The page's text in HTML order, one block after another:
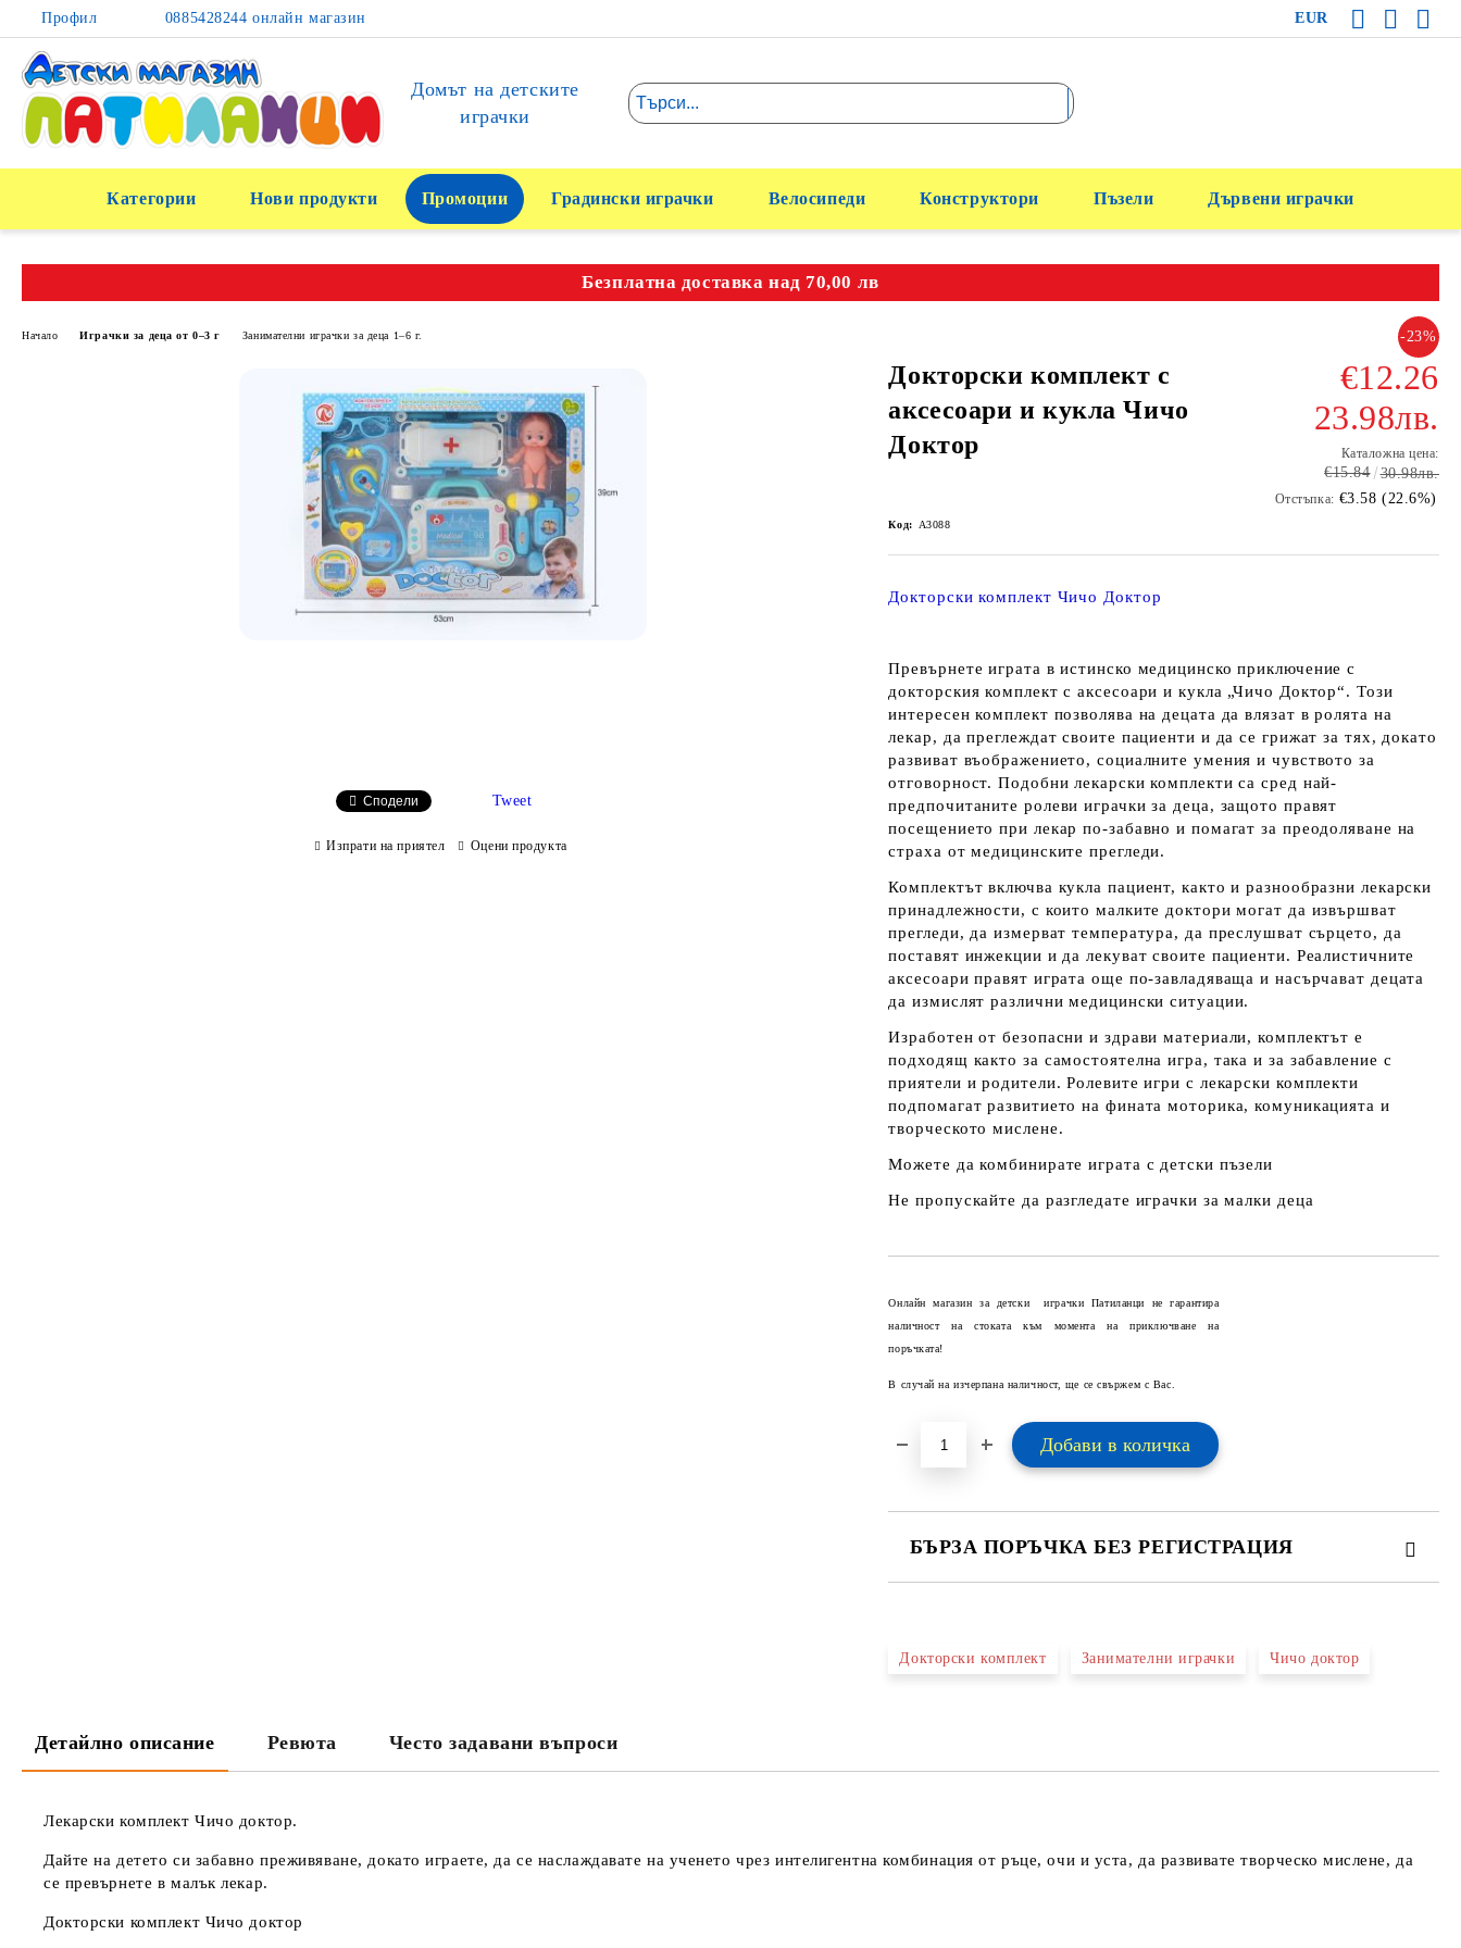
Профил 0885428244 онлайн магазин EUR
Домът на детските
играчки
Категории Нови продукти Промоции Градински играчки Велосипеди Конструктори Пъзели Дървени играчки
Безплатна доставка над 70,00 лв
Начало Играчки за деца от 0–3 г Занимателни играчки за деца 1–6 г.
Докторски комплект с
аксесоари и кукла Чичо
Доктор
-23%
€12.26
23.98лв.
Каталожна цена:
€15.84 30.98лв.
Отстъпка: €3.58 (22.6%)
Код: A3088
Докторски комплект Чичо Доктор
Превърнете играта в истинско медицинско приключение с
докторския комплект с аксесоари и кукла „Чичо Доктор“. Този
интересен комплект позволява на децата да влязат в ролята на
лекар, да преглеждат своите пациенти и да се грижат за тях, докато
развиват въображението, социалните умения и чувството за
отговорност. Подобни лекарски комплекти са сред най-
предпочитаните ролеви играчки за деца, защото правят
посещението при лекар по-забавно и помагат за преодоляване на
страха от медицинските прегледи.
Комплектът включва кукла пациент, както и разнообразни лекарски
принадлежности, с които малките доктори могат да извършват
прегледи, да измерват температура, да преслушват сърцето, да
поставят инжекции и да лекуват своите пациенти. Реалистичните
аксесоари правят играта още по-завладяваща и насърчават децата
да измислят различни медицински ситуации.
Изработен от безопасни и здрави материали, комплектът е
подходящ както за самостоятелна игра, така и за забавление с
приятели и родители. Ролевите игри с лекарски комплекти
подпомагат развитието на фината моторика, комуникацията и
творческото мислене.
Можете да комбинирате играта с детски пъзели
Не пропускайте да разгледате играчки за малки деца
Онлайн магазин за детски играчки Патиланци не гарантира
наличност на стоката към момента на приключване на
поръчката!
В случай на изчерпана наличност, ще се свържем с Вас.
БЪРЗА ПОРЪЧКА БЕЗ РЕГИСТРАЦИЯ
Ние ще се свържем с вас в рамките на работния ден.
Докторски комплект Занимателни играчки Чичо доктор
Сподели Tweet
Изпрати на приятел Оцени продукта
Детайлно описание Ревюта Често задавани въпроси
Лекарски комплект Чичо доктор.
Дайте на детето си забавно преживяване, докато играете, да се наслаждавате на ученето чрез интелигентна комбинация от ръце, очи и уста, да развивате творческо мислене, да
се превърнете в малък лекар.
Докторски комплект Чичо доктор